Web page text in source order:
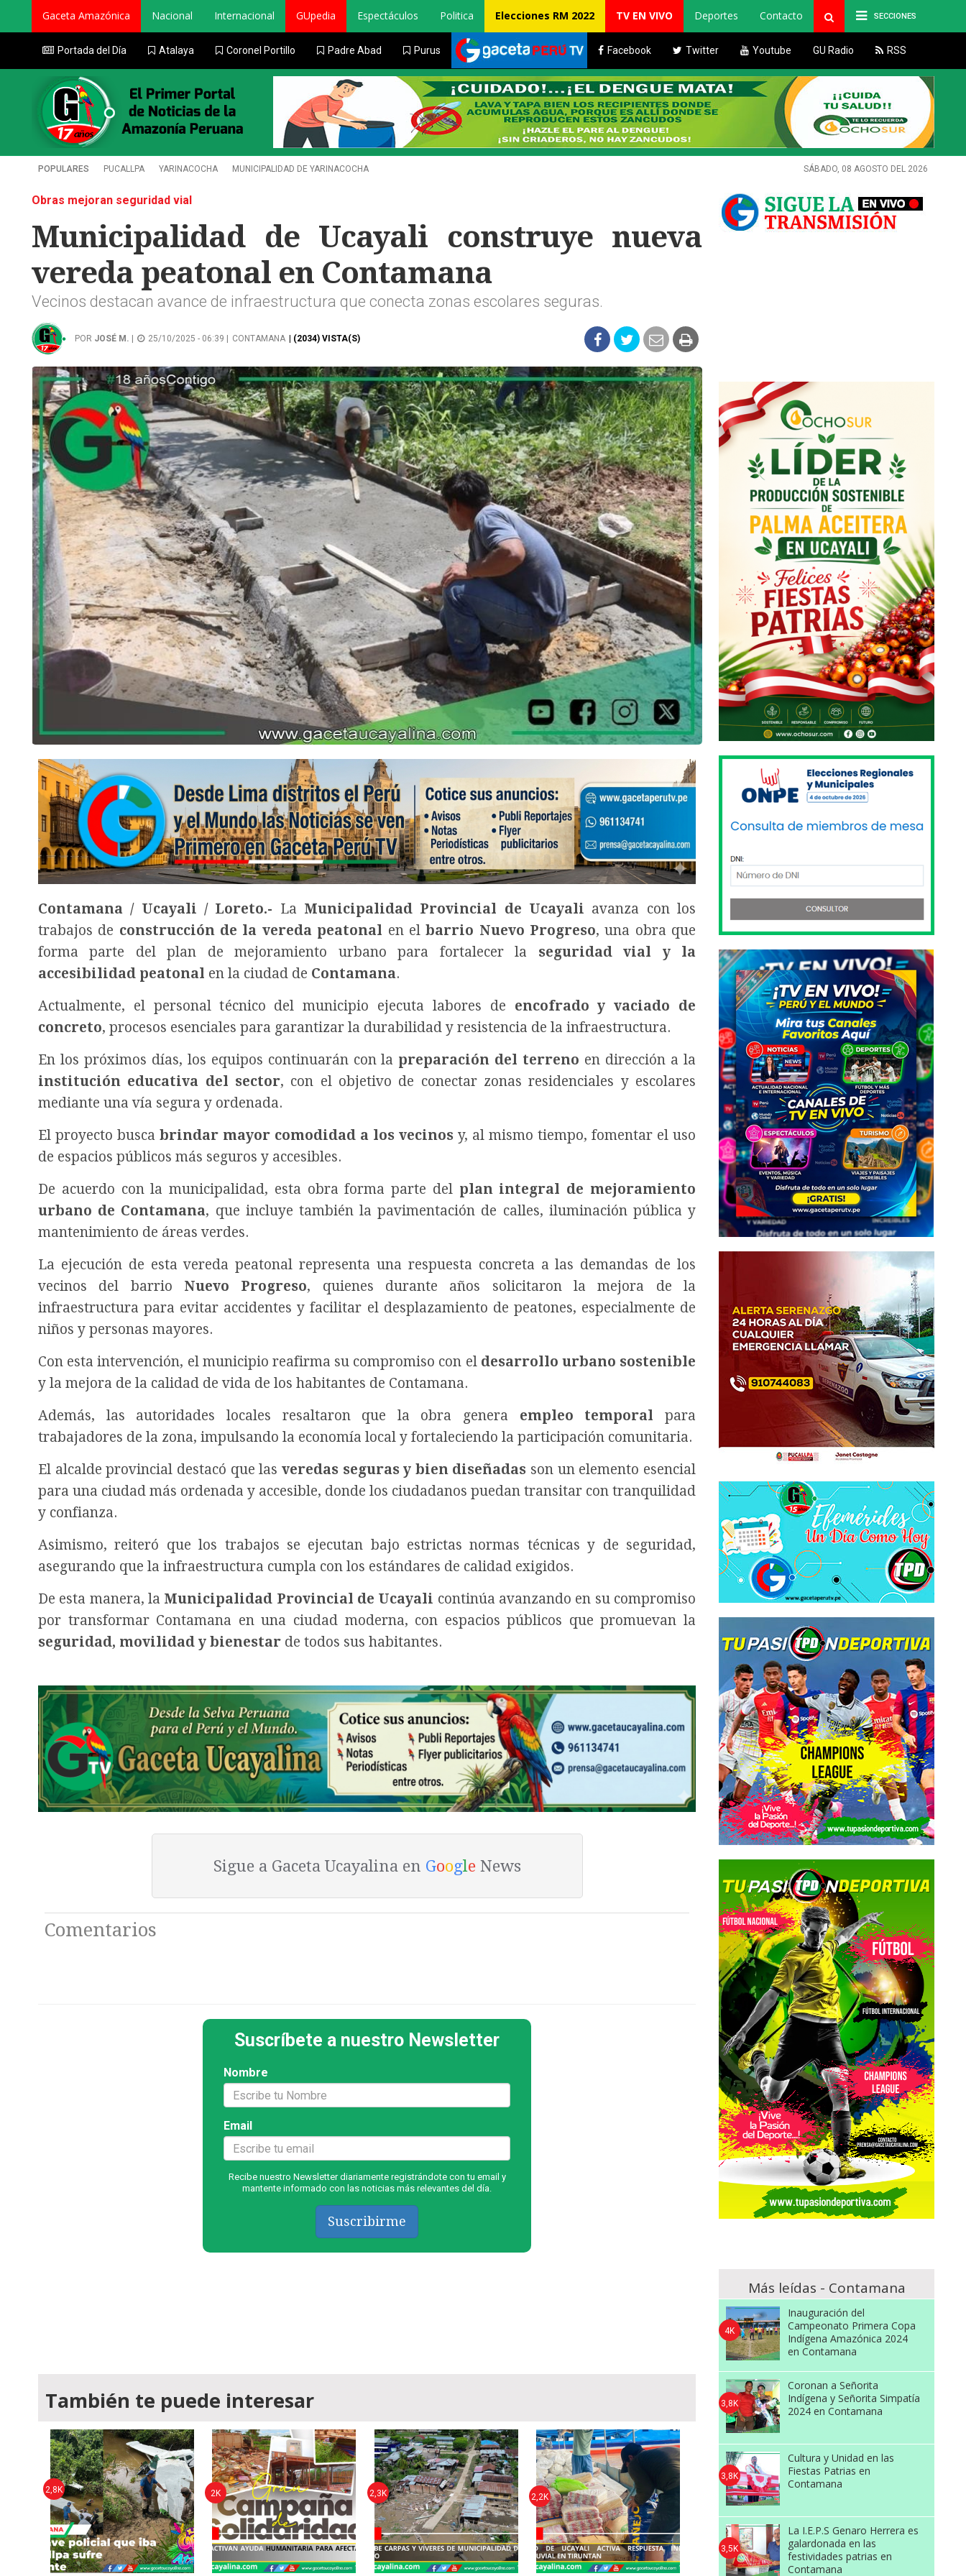
SECCIONES
Gaceta Amazónica Nacional Internacional GUpedia Espectáculos Politica Elecciones RM 2022 TV EN VIVO Deportes Contacto
Portada del Día Atalaya Coronel Portillo Padre Abad Purus Facebook Twitter Youtube GU Radio RSS
POPULARES PUCALLPA YARINACOCHA MUNICIPALIDAD DE YARINACOCHA SÁBADO, 08 AGOSTO DEL 2026
Obras mejoran seguridad vial
Municipalidad de Ucayali construye nueva
vereda peatonal en Contamana
Vecinos destacan avance de infraestructura que conecta zonas escolares seguras.
POR JOSÉ M. 25/10/2025 - 06:39 | CONTAMANA | (2034) VISTA(S)
Contamana / Ucayali / Loreto.- La Municipalidad Provincial de Ucayali avanza con los
trabajos de construcción de la vereda peatonal en elbarrio Nuevo Progreso, una obra que
forma parte del plan de mejoramiento urbano para fortalecer la seguridad vial y la
accesibilidad peatonal en la ciudad de Contamana.
Actualmente, el personal técnico del municipio ejecuta labores de encofrado y vaciado de
concreto, procesos esenciales para garantizar la durabilidad y resistencia de la infraestructura.
En los próximos días, los equipos continuarán con la preparación del terreno en dirección a la
institución educativa del sector, con el objetivo de conectar zonas residenciales y escolares
mediante una vía segura y ordenada.
El proyecto busca brindar mayor comodidad a los vecinos y, al mismo tiempo, fomentar el uso
de espacios públicos más seguros y accesibles.
De acuerdo con la municipalidad, esta obra forma parte del plan integral de mejoramiento
urbano de Contamana, que incluye también la pavimentación de calles, iluminación pública y
mantenimiento de áreas verdes.
La ejecución de esta vereda peatonal representa una respuesta concreta a las demandas de los
vecinos del barrio Nuevo Progreso, quienes durante años solicitaron la mejora de la
infraestructura para evitar accidentes y facilitar el desplazamiento de peatones, especialmente de
niños y personas mayores.
Con esta intervención, el municipio reafirma su compromiso con el desarrollo urbano sostenible
y la mejora de la calidad de vida de los habitantes de Contamana.
Además, las autoridades locales resaltaron que la obra genera empleo temporal para
trabajadores de la zona, impulsando la economía local y fortaleciendo la participación comunitaria.
El alcalde provincial destacó que las veredas seguras y bien diseñadas son un elemento esencial
para una ciudad más ordenada y accesible, donde los ciudadanos puedan transitar con tranquilidad
y confianza.
Asimismo, reiteró que los trabajos se ejecutan bajo estrictas normas técnicas y de seguridad,
asegurando que la infraestructura cumpla con los estándares de calidad exigidos.
De esta manera, la Municipalidad Provincial de Ucayali continúa avanzando en su compromiso
por transformar Contamana en una ciudad moderna, con espacios públicos que promuevan la
seguridad, movilidad y bienestar de todos sus habitantes.
Sigue a Gaceta Ucayalina en GoogleNews
Comentarios
Suscríbete a nuestro Newsletter
Nombre
Email
Recibe nuestro Newsletter diariamente registrándote con tu email y
mantente informado con las noticias más relevantes del día.
Suscribirme
También te puede interesar
2,8K 2K 2,3K 2,2K
Más leídas - Contamana
Inauguración del
Campeonato Primera Copa
Indígena Amazónica 2024
en Contamana
4K
Coronan a Señorita
Indígena y Señorita Simpatía
2024 en Contamana
3,8K
Cultura y Unidad en las
Fiestas Patrias en
Contamana
3,8K
La I.E.P.S Genaro Herrera es
galardonada en las
festividades patrias en
Contamana
3,5K